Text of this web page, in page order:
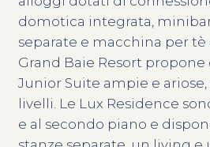
domotica integrata,
separate e macchina per tè
Grand Baie Resort
Junior Suite ampie e
livelli. Le Lux Residence
e al secondo piano e